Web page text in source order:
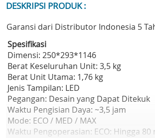
DESKRIPSI PRODUK :
Garansi dari Distributor Indonesia 5
Spesifikasi
Dimensi: 250*293*1146
Berat Keseluruhan Unit: 3,5 kg
Berat Unit Utama: 1,76 kg
Jenis Tampilan: LED
Pegangan: Desain yang Dapat Ditekuk
Waktu Pengisian Daya: ~3,5 jam
Mode: ECO / MED / MAX
Waktu Pengoperasian: ECO: Hingga